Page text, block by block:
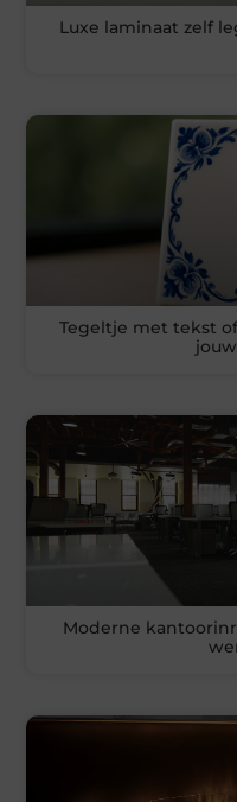
Luxe laminaat zelf
Tegeltje met tekst
Moderne